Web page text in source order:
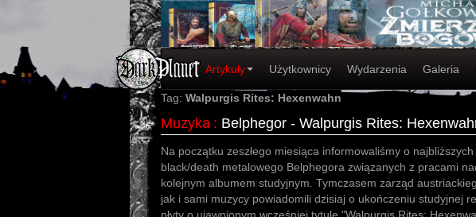
Artykuły Użytkownicy Wydarzenia Galeria
Tag: Walpurgis Rites: Hexenwahn
Muzyka : Belphegor - Walpurgis Rites:
Na początku zeszłego miesiąca informowaliśmy o
black/death metalowego Belphegora związanych z pracami
kolejnym albumem studyjnym. Tymczasem zarząd
jak i sami muzycy powiadomili dzisiaj o ukończeniu studyjnej